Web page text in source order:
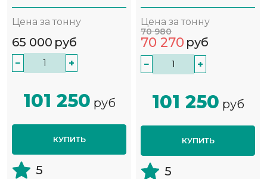
Цена за тонну
65 000 руб
− +
101 250 руб
КУПИТЬ
5
Цена за тонну
70 980
70 270 руб
− +
101 250 руб
КУПИТЬ
5